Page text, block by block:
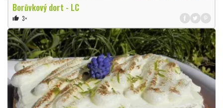
Borůvkový dort - LC
thumb_up 3×